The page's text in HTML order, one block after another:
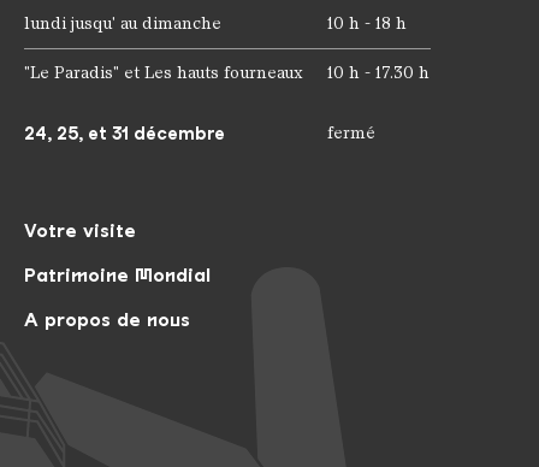
Votre visite
Patrimoine Mondial
A propos de nous
lundi jusqu' au dimanche 10 h - 18 h
"Le Paradis" et Les hauts fourneaux 10 h - 17.30 h
24, 25, et 31 décembre fermé